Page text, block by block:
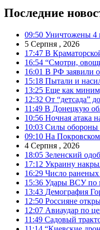
Последние
09:50 Уничтожены 4
5 Серпня , 2026
17:47 В
16:54 “Смотри,
16:01 В РФ заявили
15:18 Пытали и
13:25 Еще как
12:32 От “детсада”
11:49 В Донецкую
10:56 Ночная атака
10:03 Силы обороны
09:10 На
4 Серпня , 2026
18:05 Зеленский
17:12 Украину
16:29 Число
15:36 Удары ВСУ по
13:43 Демография
12:50 Россияне
12:07 Авиаудар по
11:49 Садовый